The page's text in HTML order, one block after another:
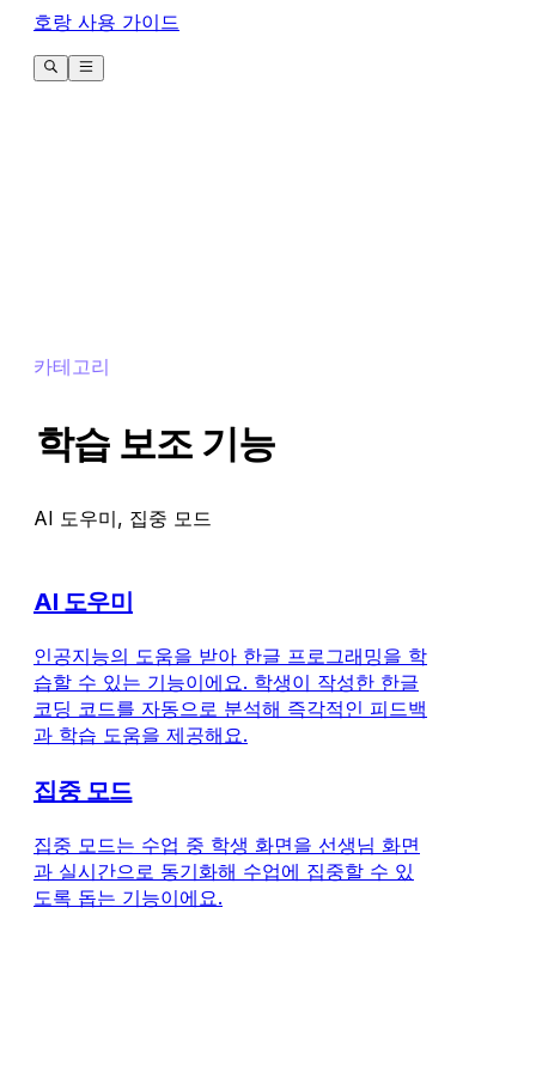
호랑 사용 가이드
카테고리
학습 보조 기능
AI 도우미, 집중 모드
AI 도우미
인공지능의 도움을 받아 한글 프로그래밍을 학
습할 수 있는 기능이에요. 학생이 작성한 한글
코딩 코드를 자동으로 분석해 즉각적인 피드백
과 학습 도움을 제공해요.
집중 모드
집중 모드는 수업 중 학생 화면을 선생님 화면
과 실시간으로 동기화해 수업에 집중할 수 있
도록 돕는 기능이에요.